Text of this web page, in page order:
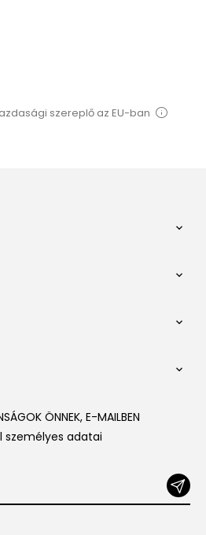
szereplő az EU-ban




ÖNNEK, E-MAILBEN
személyes adatai